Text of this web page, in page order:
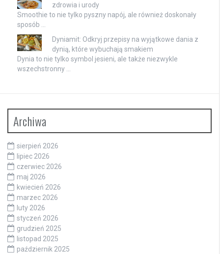
zdrowia i urody
Smoothie to nie tylko pyszny napój, ale również doskonały
sposób …
Dyniamit: Odkryj przepisy na wyjątkowe dania z
dynią, które wybuchają smakiem
Dynia to nie tylko symbol jesieni, ale także niezwykle
wszechstronny …
Archiwa
sierpień 2026
lipiec 2026
czerwiec 2026
maj 2026
kwiecień 2026
marzec 2026
luty 2026
styczeń 2026
grudzień 2025
listopad 2025
październik 2025